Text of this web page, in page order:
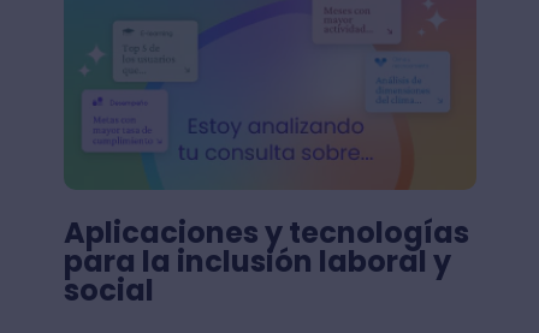
Aplicaciones y tecnologías
para la inclusión laboral y
social